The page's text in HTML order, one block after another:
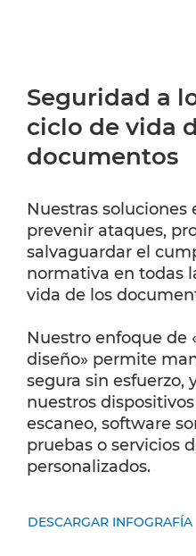
Seguridad a
ciclo de vida
documentos
Nuestras soluciones
prevenir ataques,
salvaguardar el
normativa en todas
vida de los
Nuestro enfoque de
diseño» permite
segura sin esfuerzo,
nuestros
escaneo, software
pruebas o servicios
personalizados.
DESCARGAR INFOGRAFÍA